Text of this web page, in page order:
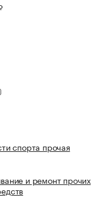
спорта прочая
и ремонт прочих